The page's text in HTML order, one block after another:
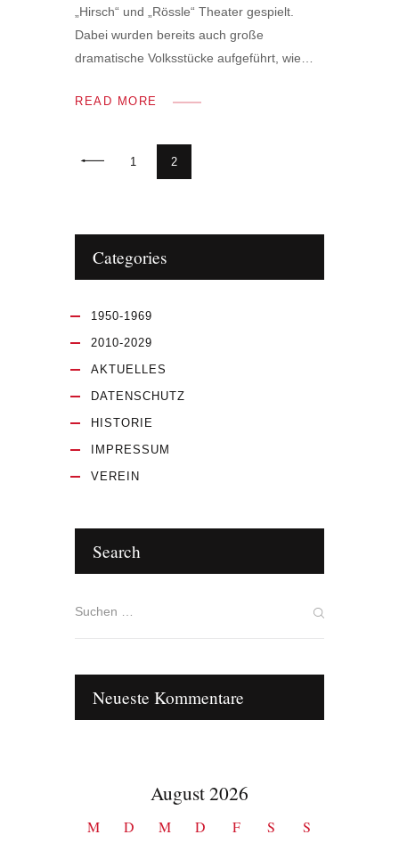
„Hirsch“ und „Rössle“ Theater gespielt.
Dabei wurden bereits auch große
dramatische Volksstücke aufgeführt, wie…
READ MORE
1 2
Categories
1950-1969
2010-2029
AKTUELLES
DATENSCHUTZ
HISTORIE
IMPRESSUM
VEREIN
Search
Neueste Kommentare
August 2026
M D M D F S S